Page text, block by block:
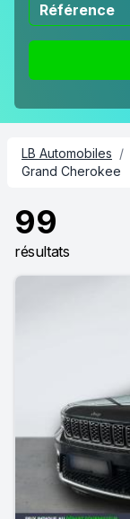
LB Automobiles /
Grand Cherokee
99
résultats